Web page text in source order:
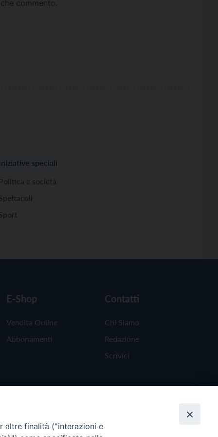
commento.
Iniziative speciali
Politica e società
E-Shop
Vendita Online
Abbonamenti
Contatti
Chi Siamo
Redazione
Scrivici
altre finalità ("interazioni e